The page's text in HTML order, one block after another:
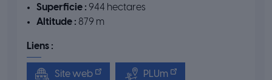
Superficie : 944 hectares
Altitude : 879 m
Liens :
Site web PLUm